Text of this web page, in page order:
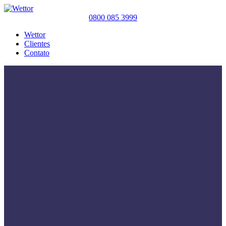
0800 085 3999
Wettor
Clientes
Contato